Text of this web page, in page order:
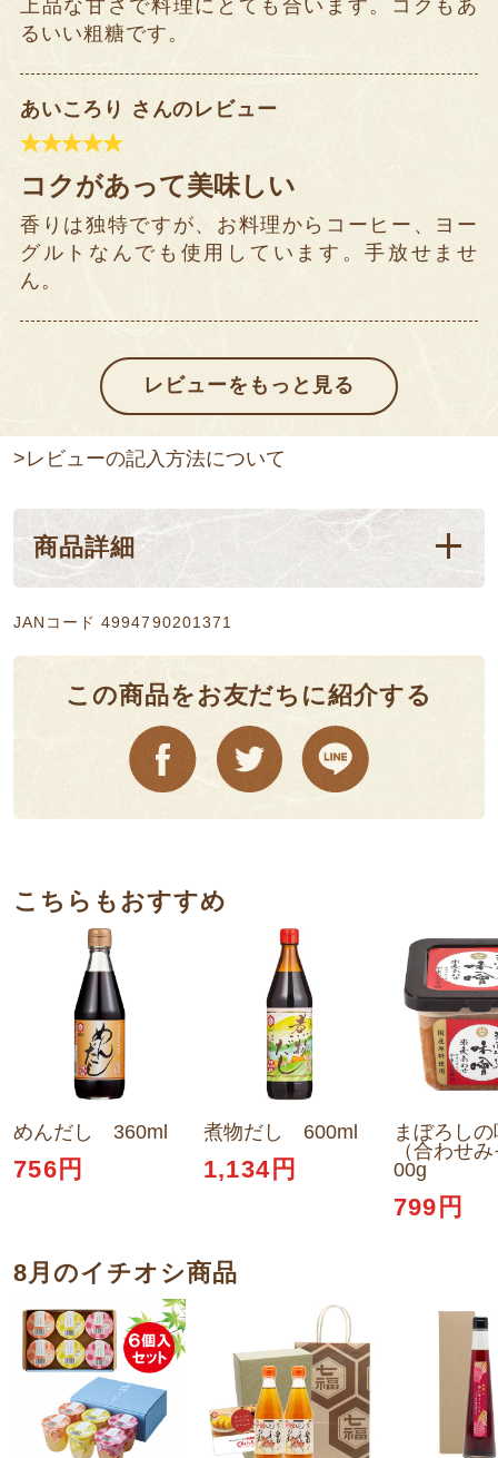
上品な甘さで料理にとても合います。コクもあ
るいい粗糖です。
あいころり さんのレビュー
コクがあって美味しい
香りは独特ですが、お料理からコーヒー、ヨー
グルトなんでも使用しています。手放せませ
ん。
>レビューの記入方法について
商品詳細
JANコード 4994790201371
この商品をお友だちに紹介する
こちらもおすすめ
めんだし 360ml
756円
煮物だし 600ml
1,134円
まぼろし
（合わせ
00g
799円
8月のイチオシ商品